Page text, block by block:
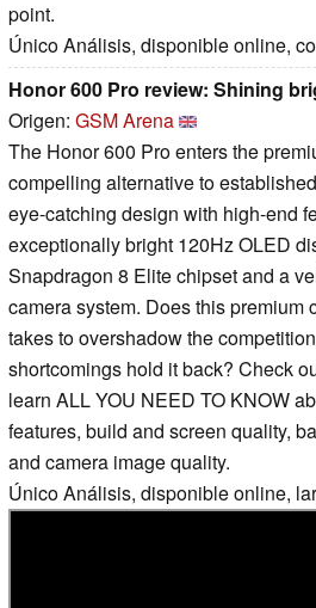
point.
Único Análisis, disponible online,
Honor 600 Pro review: Shining
Origen: GSM Arena
The Honor 600 Pro enters the
compelling alternative to
eye-catching design with high-end
exceptionally bright 120Hz OLED
Snapdragon 8 Elite chipset and a
camera system. Does this premium
takes to overshadow the
shortcomings hold it back? Check
learn ALL YOU NEED TO KNOW
features, build and screen quality,
and camera image quality.
Único Análisis, disponible online,